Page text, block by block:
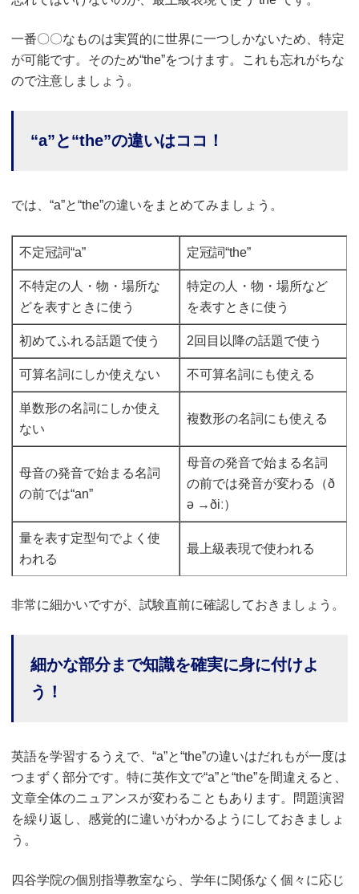
一番〇〇なものは実質的に世界に一つしかないため、特定
が可能です。そのため“the”をつけます。これも忘れがちな
ので注意しましょう。
“a”と“the”の違いはココ！
では、“a”と“the”の違いをまとめてみましょう。
不定冠詞“a” 定冠詞“the”
不特定の人・物・場所な
どを表すときに使う
特定の人・物・場所など
を表すときに使う
初めてふれる話題で使う 2回目以降の話題で使う
可算名詞にしか使えない 不可算名詞にも使える
単数形の名詞にしか使え
ない
複数形の名詞にも使える
母音の発音で始まる名詞
の前では“an”
母音の発音で始まる名詞
の前では発音が変わる（ð
ə →ðiː）
量を表す定型句でよく使
われる
最上級表現で使われる
非常に細かいですが、試験直前に確認しておきましょう。
細かな部分まで知識を確実に身に付けよ
う！
英語を学習するうえで、“a”と“the”の違いはだれもが一度は
つまずく部分です。特に英作文で“a”と“the”を間違えると、
文章全体のニュアンスが変わることもあります。問題演習
を繰り返し、感覚的に違いがわかるようにしておきましょ
う。
四谷学院の個別指導教室なら、学年に関係なく個々に応じ